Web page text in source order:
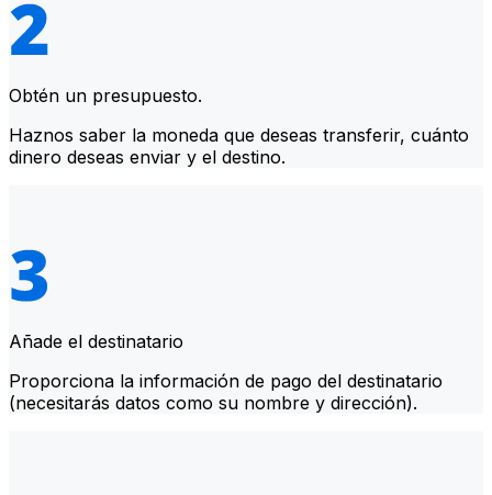
Obtén un presupuesto.
Haznos saber la moneda que deseas transferir, cuánto
dinero deseas enviar y el destino.
Añade el destinatario
Proporciona la información de pago del destinatario
(necesitarás datos como su nombre y dirección).